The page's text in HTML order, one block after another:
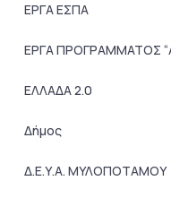
ΕΡΓΑ ΕΣΠΑ
ΕΡΓΑ ΠΡΟΓΡΑΜΜΑΤΟΣ
ΕΛΛΑΔΑ 2.0
Δήμος
Δ.Ε.Υ.Α. ΜΥΛΟΠΟΤΑΜΟΥ